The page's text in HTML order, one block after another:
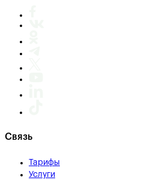
Связь
Тарифы
Услуги